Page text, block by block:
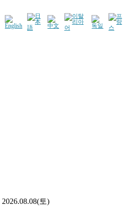
2026.08.08(토)